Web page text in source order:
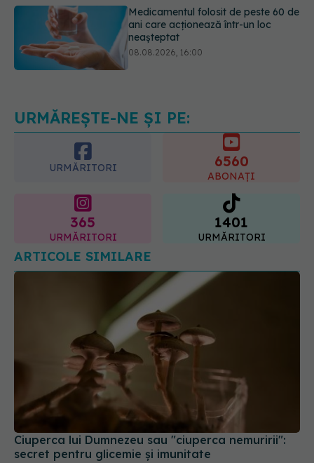
08.08.2026, 16:00
Transpirații nocturne: semnul ignorat
URMĂREȘTE-NE ȘI PE:
URMĂRITORI 6560
ABONAȚI
365
URMĂRITORI
1401
URMĂRITORI
ARTICOLE SIMILARE
Ciuperca lui Dumnezeu sau "ciuperca nemuririi":
secret pentru glicemie și imunitate